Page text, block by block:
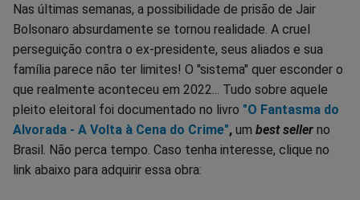
Nas últimas semanas, a possibilidade de prisão de Jair
Bolsonaro absurdamente se tornou realidade. A cruel
perseguição contra o ex-presidente, seus aliados e sua
família parece não ter limites! O "sistema" quer esconder o
que realmente aconteceu em 2022... Tudo sobre aquele
pleito eleitoral foi documentado no livro "O Fantasma do
Alvorada - A Volta à Cena do Crime", um best seller no
Brasil. Não perca tempo. Caso tenha interesse, clique no
link abaixo para adquirir essa obra: